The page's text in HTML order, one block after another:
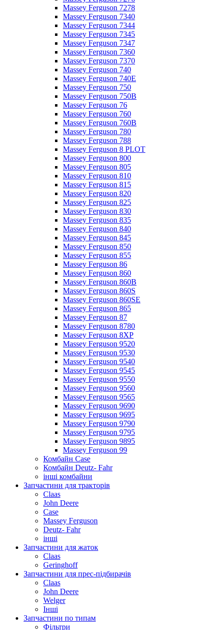
Massey Ferguson 7278
Massey Ferguson 7340
Massey Ferguson 7344
Massey Ferguson 7345
Massey Ferguson 7347
Massey Ferguson 7360
Massey Ferguson 7370
Massey Ferguson 740
Massey Ferguson 740E
Massey Ferguson 750
Massey Ferguson 750B
Massey Ferguson 76
Massey Ferguson 760
Massey Ferguson 760B
Massey Ferguson 780
Massey Ferguson 788
Massey Ferguson 8 PLOT
Massey Ferguson 800
Massey Ferguson 805
Massey Ferguson 810
Massey Ferguson 815
Massey Ferguson 820
Massey Ferguson 825
Massey Ferguson 830
Massey Ferguson 835
Massey Ferguson 840
Massey Ferguson 845
Massey Ferguson 850
Massey Ferguson 855
Massey Ferguson 86
Massey Ferguson 860
Massey Ferguson 860B
Massey Ferguson 860S
Massey Ferguson 860SE
Massey Ferguson 865
Massey Ferguson 87
Massey Ferguson 8780
Massey Ferguson 8XP
Massey Ferguson 9520
Massey Ferguson 9530
Massey Ferguson 9540
Massey Ferguson 9545
Massey Ferguson 9550
Massey Ferguson 9560
Massey Ferguson 9565
Massey Ferguson 9690
Massey Ferguson 9695
Massey Ferguson 9790
Massey Ferguson 9795
Massey Ferguson 9895
Massey Ferguson 99
Комбайн Case
Комбайн Deutz- Fahr
інші комбайни
Запчастини для тракторів
Claas
John Deere
Case
Massey Ferguson
Deutz- Fahr
інші
Запчастини для жаток
Claas
Geringhoff
Запчастини для прес-підбирачів
Claas
John Deere
Welger
Інші
Запчастини по типам
Фільтри